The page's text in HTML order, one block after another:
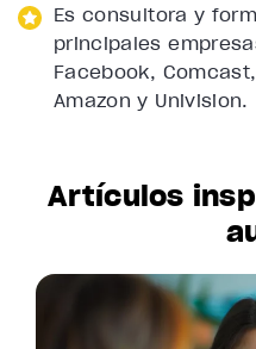
Es consultora y
principales
Facebook,
Amazon y Univision.
Artículos